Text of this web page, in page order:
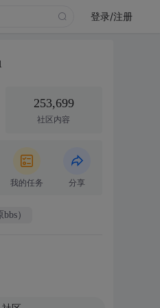
登录/注册
253,699
社区内容
我的任务 分享
）